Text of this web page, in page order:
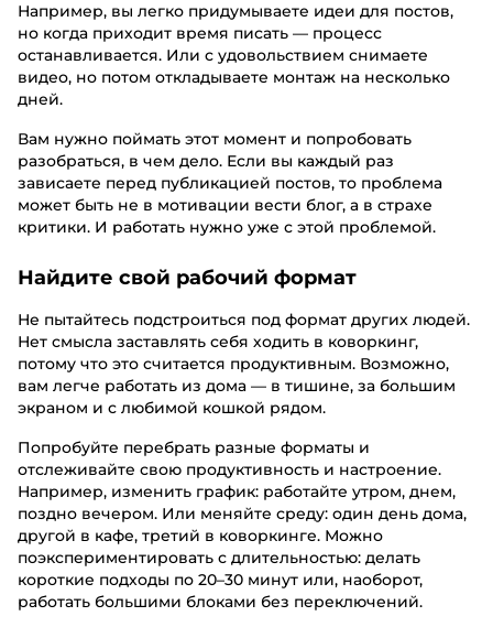
Например, вы легко придумываете идеи для постов,
но когда приходит время писать — процесс
останавливается. Или с удовольствием снимаете
видео, но потом откладываете монтаж на несколько
дней.
Вам нужно поймать этот момент и попробовать
разобраться, в чем дело. Если вы каждый раз
зависаете перед публикацией постов, то проблема
может быть не в мотивации вести блог, а в страхе
критики. И работать нужно уже с этой проблемой.
Найдите свой рабочий формат
Не пытайтесь подстроиться под формат других людей.
Нет смысла заставлять себя ходить в коворкинг,
потому что это считается продуктивным. Возможно,
вам легче работать из дома — в тишине, за большим
экраном и с любимой кошкой рядом.
Попробуйте перебрать разные форматы и
отслеживайте свою продуктивность и настроение.
Например, изменить график: работайте утром, днем,
поздно вечером. Или меняйте среду: один день дома,
другой в кафе, третий в коворкинге. Можно
поэкспериментировать с длительностью: делать
короткие подходы по 20–30 минут или, наоборот,
работать большими блоками без переключений.